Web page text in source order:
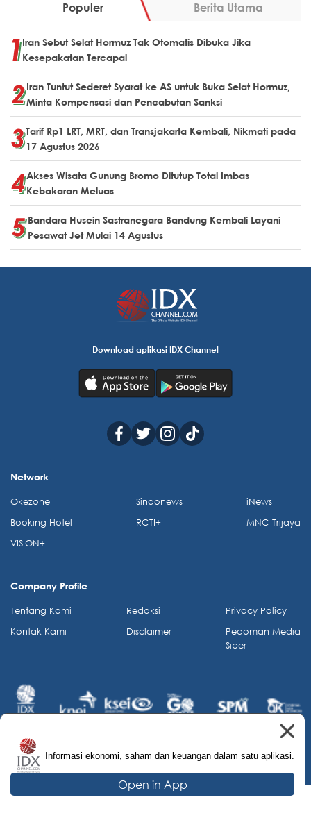
Populer Berita Utama
Iran Sebut Selat Hormuz Tak Otomatis Dibuka Jika
Kesepakatan Tercapai
Iran Tuntut Sederet Syarat ke AS untuk Buka Selat Hormuz,
Minta Kompensasi dan Pencabutan Sanksi
Tarif Rp1 LRT, MRT, dan Transjakarta Kembali, Nikmati pada
17 Agustus 2026
Akses Wisata Gunung Bromo Ditutup Total Imbas
Kebakaran Meluas
Bandara Husein Sastranegara Bandung Kembali Layani
Pesawat Jet Mulai 14 Agustus
Informasi ekonomi, saham dan keuangan dalam satu aplikasi.
Open in App
Download aplikasi IDX Channel
Network
Okezone
Booking Hotel
VISION+
Sindonews
RCTI+
iNews
MNC Trijaya
Company Profile
Tentang Kami
Kontak Kami
Redaksi
Disclaimer
Privacy Policy
Pedoman Media
Siber
© 2026 IDX Channel. All Rights Reserved.